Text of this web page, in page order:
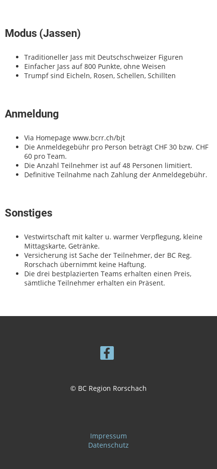
Modus (Jassen)
Traditioneller Jass mit Deutschschweizer Figuren
Einfacher Jass auf 800 Punkte, ohne Weisen
Trumpf sind Eicheln, Rosen, Schellen, Schillten
Anmeldung
Via Homepage www.bcrr.ch/bjt
Die Anmeldegebühr pro Person beträgt CHF 30 bzw. CHF
60 pro Team.
Die Anzahl Teilnehmer ist auf 48 Personen limitiert.
Definitive Teilnahme nach Zahlung der Anmeldegebühr.
Sonstiges
Vestwirtschaft mit kalter u. warmer Verpflegung, kleine
Mittagskarte, Getränke.
Versicherung ist Sache der Teilnehmer, der BC Reg.
Rorschach übernimmt keine Haftung.
Die drei bestplazierten Teams erhalten einen Preis,
sämtliche Teilnehmer erhalten ein Präsent.
© BC Region Rorschach
Impressum
Datenschutz